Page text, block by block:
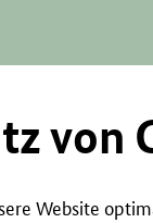
von
Website